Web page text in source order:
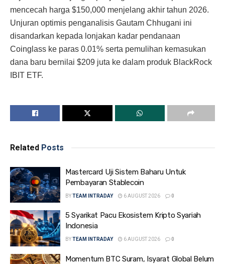
mencecah harga $150,000 menjelang akhir tahun 2026.
Unjuran optimis penganalisis Gautam Chhugani ini
disandarkan kepada lonjakan kadar pendanaan
Coinglass ke paras 0.01% serta pemulihan kemasukan
dana baru bernilai $209 juta ke dalam produk BlackRock
IBIT ETF.
Related Posts
Mastercard Uji Sistem Baharu Untuk
Pembayaran Stablecoin
BYTEAM INTRADAY 6 AUGUST 2026 0
5 Syarikat Pacu Ekosistem Kripto Syariah
Indonesia
BYTEAM INTRADAY 6 AUGUST 2026 0
Momentum BTC Suram, Isyarat Global Belum